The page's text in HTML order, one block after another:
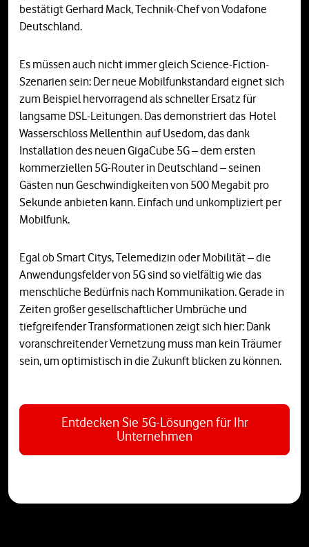
bestätigt Gerhard Mack, Technik-Chef von Vodafone
Deutschland.
Es müssen auch nicht immer gleich Science-Fiction-
Szenarien sein: Der neue Mobilfunkstandard eignet sich
zum Beispiel hervorragend als schneller Ersatz für
langsame DSL-Leitungen. Das demonstriert das Hotel
Wasserschloss Mellenthin auf Usedom, das dank
Installation des neuen GigaCube 5G – dem ersten
kommerziellen 5G-Router in Deutschland – seinen
Gästen nun Geschwindigkeiten von 500 Megabit pro
Sekunde anbieten kann. Einfach und unkompliziert per
Mobilfunk.
Egal ob Smart Citys, Telemedizin oder Mobilität – die
Anwendungsfelder von 5G sind so vielfältig wie das
menschliche Bedürfnis nach Kommunikation. Gerade in
Zeiten großer gesellschaftlicher Umbrüche und
tiefgreifender Transformationen zeigt sich hier: Dank
voranschreitender Vernetzung muss man kein Träumer
sein, um optimistisch in die Zukunft blicken zu können.
Entdecken Sie 5G-Lösungen für Ihr
Unternehmen